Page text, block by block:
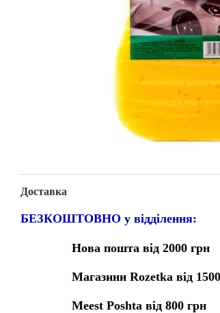
Доставка
БЕЗКОШТОВНО у відділення:
Нова пошта від 2000 грн
Магазини Rozetka від
Meest Poshta від 800 грн